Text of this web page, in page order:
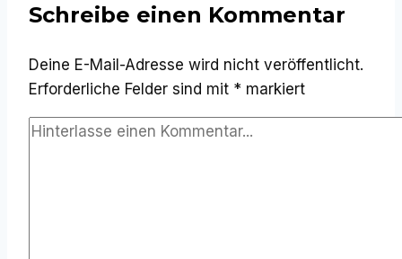
Schreibe einen Kommentar
Deine E-Mail-Adresse wird nicht veröffentlicht.
Erforderliche Felder sind mit * markiert